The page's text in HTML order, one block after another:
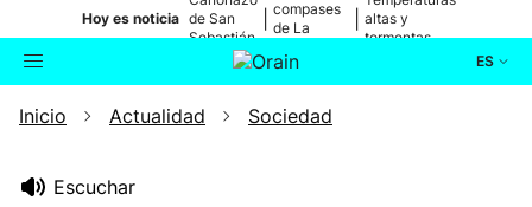
Hoy es noticia de San
Sebastián
compases
de La
altas y
tormentas
ES
Buscador Actualidad
Inicio Actualidad Sociedad
Escuchar